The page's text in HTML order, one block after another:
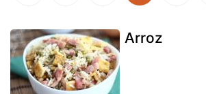
Arroz